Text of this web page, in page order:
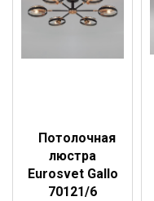
Потолочная
люстра
Eurosvet Gallo
70121/6